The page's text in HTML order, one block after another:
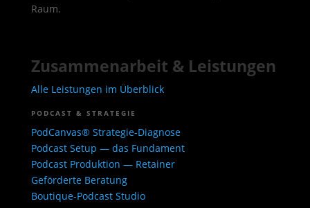
Raum.
Zusammenarbeit & Leistungen
Alle Leistungen im Überblick
PODCAST & STRATEGIE
PodCanvas® Strategie-Diagnose
Podcast Setup — das Fundament
Podcast Produktion — Retainer
Geförderte Beratung
Boutique-Podcast Studio